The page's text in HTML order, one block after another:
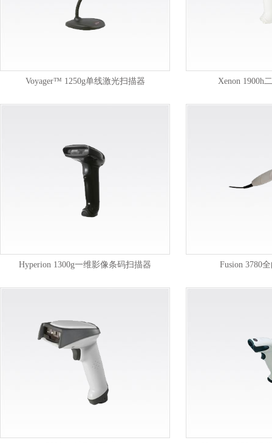
Voyager™ 1250g单线激光扫描器 Xenon 1900h
Hyperion 1300g一维影像条码扫描器 Fusion 3780